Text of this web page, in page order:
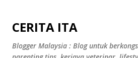
CERITA ITA
Blogger Malaysia : Blog untuk